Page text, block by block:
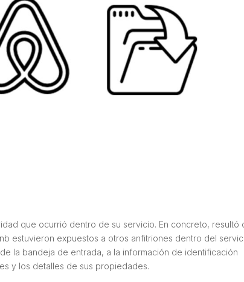
que ocurrió dentro de su servicio. En concreto, resultó
estuvieron expuestos a otros anfitriones dentro del
la bandeja de entrada, a la información de identificación
y los detalles de sus propiedades.